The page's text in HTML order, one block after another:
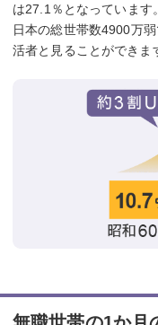
は27.1％となっています。
日本の総世帯数4900万
活者と見ることができま